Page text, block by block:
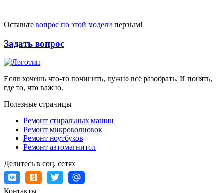
Оставьте вопрос по этой модели первым!
Задать вопрос
Если хочешь что-то починить, нужно всё разобрать. И понять,
где то, что важно.
Полезные страницы
Ремонт стиральных машин
Ремонт микроволновок
Ремонт ноутбуков
Ремонт автомагнитол
Делитесь в соц. сетях
Контакты